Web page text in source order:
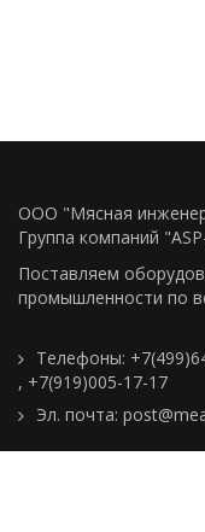
ООО "Мясная
Группа компаний
Поставляем
промышленности по
Телефоны:
, +7(919)005-17-17
Эл. почта: